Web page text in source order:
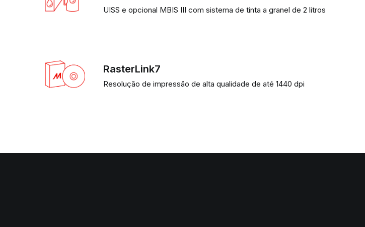
UISS e opcional MBIS III com sistema de tinta a granel de 2 litros
RasterLink7
Resolução de impressão de alta qualidade de até 1440 dpi